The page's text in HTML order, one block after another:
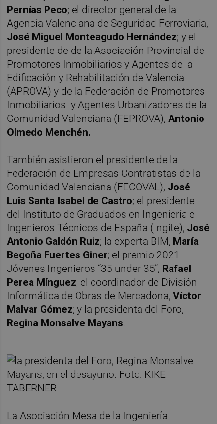
Pernías Peco; el director general de la
Agencia Valenciana de Seguridad Ferroviaria,
José Miguel Monteagudo Hernández; y el
presidente de de la Asociación Provincial de
Promotores Inmobiliarios y Agentes de la
Edificación y Rehabilitación de Valencia
(APROVA) y de la Federación de Promotores
Inmobiliarios y Agentes Urbanizadores de la
Comunidad Valenciana (FEPROVA), Antonio
Olmedo Menchén.
También asistieron el presidente de la
Federación de Empresas Contratistas de la
Comunidad Valenciana (FECOVAL), José
Luis Santa Isabel de Castro; el presidente
del Instituto de Graduados en Ingeniería e
Ingenieros Técnicos de España (Ingite), José
Antonio Galdón Ruiz; la experta BIM, María
Begoña Fuertes Giner; el premio 2021
Jóvenes Ingenieros “35 under 35”, Rafael
Perea Mínguez; el coordinador de División
Informática de Obras de Mercadona,Víctor
Malvar Gómez; y la presidenta del Foro,
Regina Monsalve Mayans.
La Asociación Mesa de la Ingeniería